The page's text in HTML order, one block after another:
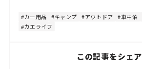
8
カー用品 キャンプ アウトドア 車中泊
カエライフ
この記事をシェア